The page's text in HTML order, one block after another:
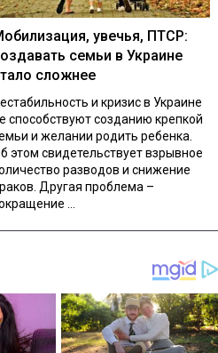
увечья, ПТСР:
семьи в Украине
сложнее
и кризис в Украине
способствуют созданию крепкой
и желании родить ребенка.
этом свидетельствует взрывное
разводов и снижение
Другая проблема –
...